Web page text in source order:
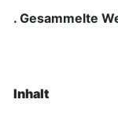
. Gesammelte
Inhalt